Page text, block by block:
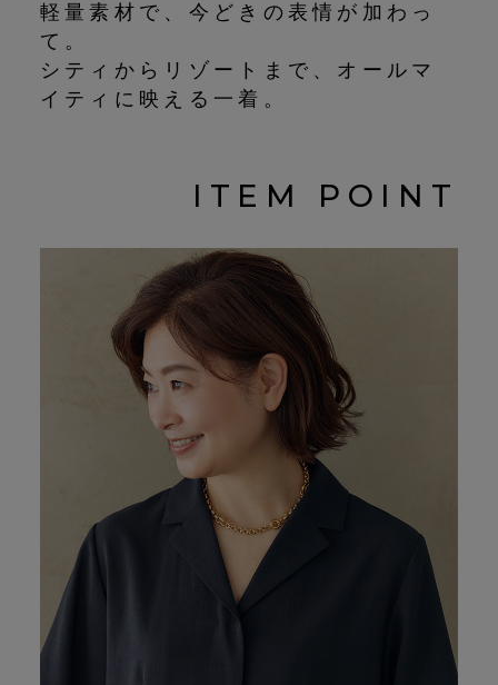
軽量素材で、今どきの表情が加わっ
て。
シティからリゾートまで、オールマ
イティに映える一着。